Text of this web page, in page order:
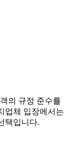
의 규정 준수를
업체 입장에서는
택입니다.